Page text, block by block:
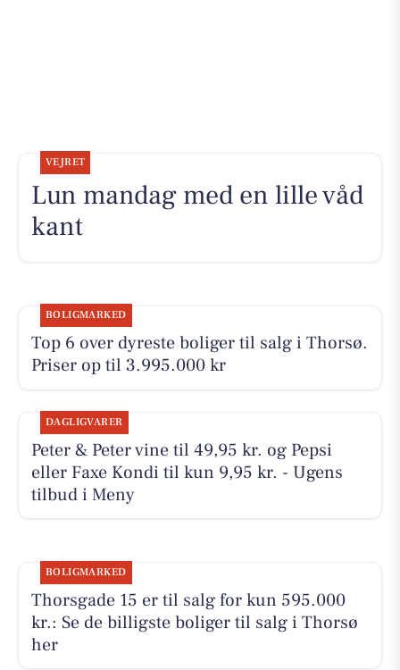
VEJRET
Lun mandag med en lille våd
kant
BOLIGMARKED
Top 6 over dyreste boliger til salg i Thorsø.
Priser op til 3.995.000 kr
DAGLIGVARER
Peter & Peter vine til 49,95 kr. og Pepsi
eller Faxe Kondi til kun 9,95 kr. - Ugens
tilbud i Meny
BOLIGMARKED
Thorsgade 15 er til salg for kun 595.000
kr.: Se de billigste boliger til salg i Thorsø
her